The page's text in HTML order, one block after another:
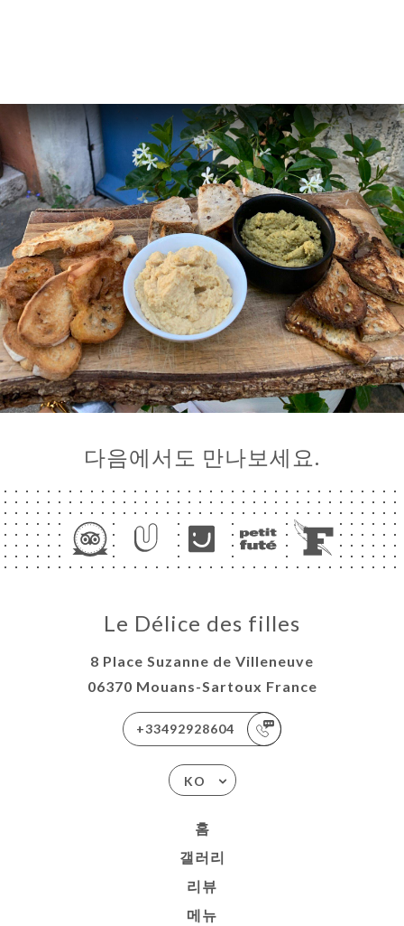
다음에서도 만나보세요.
Le Délice des filles
8 Place Suzanne de Villeneuve
06370 Mouans-Sartoux France
+33492928604
KO
홈
갤러리
리뷰
메뉴